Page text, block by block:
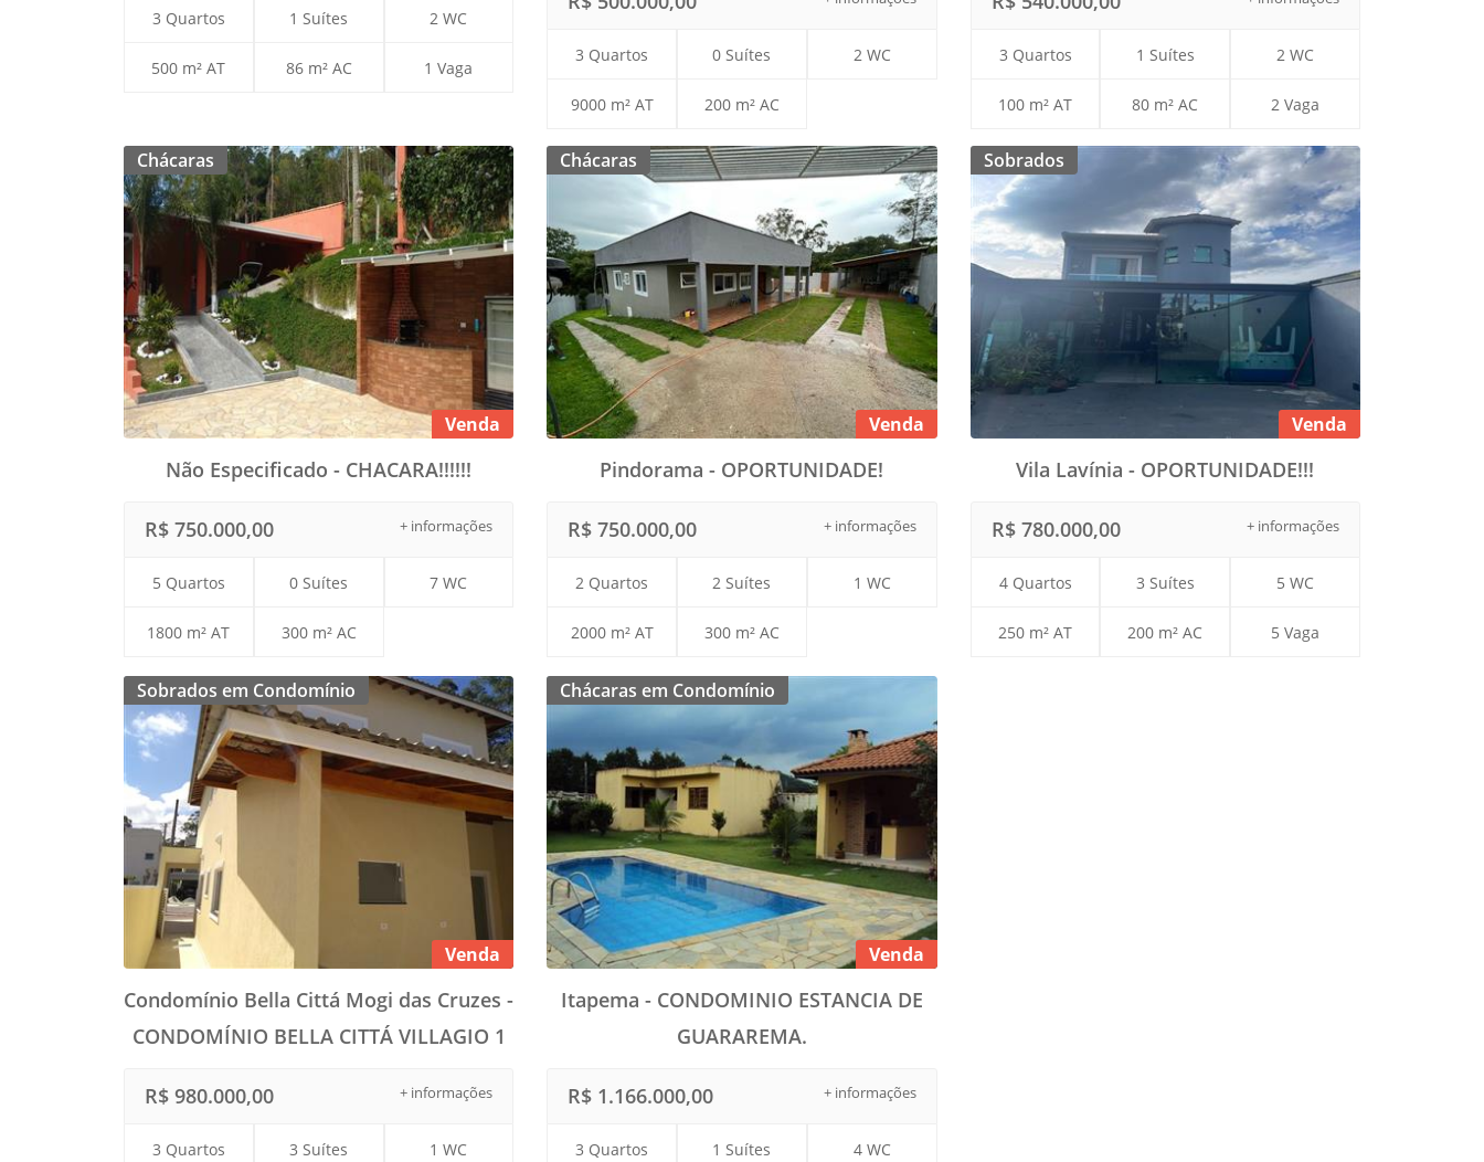
3 Quartos 1 Suítes 2 WC
500 m² AT 86 m² AC 1 Vaga
3 Quartos 0 Suítes 2 WC
9000 m² AT 200 m² AC
3 Quartos 1 Suítes 2 WC
100 m² AT 80 m² AC 2 Vaga
Chácaras
Venda
Não Especificado - CHACARA!!!!!!
+ informações
R$ 750.000,00
5 Quartos 0 Suítes 7 WC
1800 m² AT 300 m² AC
Chácaras
Venda
Pindorama - OPORTUNIDADE!
+ informações
R$ 750.000,00
2 Quartos 2 Suítes 1 WC
2000 m² AT 300 m² AC
Sobrados
Venda
Vila Lavínia - OPORTUNIDADE!!!
+ informações
R$ 780.000,00
4 Quartos 3 Suítes 5 WC
250 m² AT 200 m² AC 5 Vaga
Sobrados em Condomínio
Venda
Condomínio Bella Cittá Mogi das Cruzes -
CONDOMÍNIO BELLA CITTÁ VILLAGIO 1
+ informações
R$ 980.000,00
3 Quartos 3 Suítes 1 WC
Chácaras em Condomínio
Venda
Itapema - CONDOMINIO ESTANCIA DE
GUARAREMA.
+ informações
R$ 1.166.000,00
3 Quartos 1 Suítes 4 WC